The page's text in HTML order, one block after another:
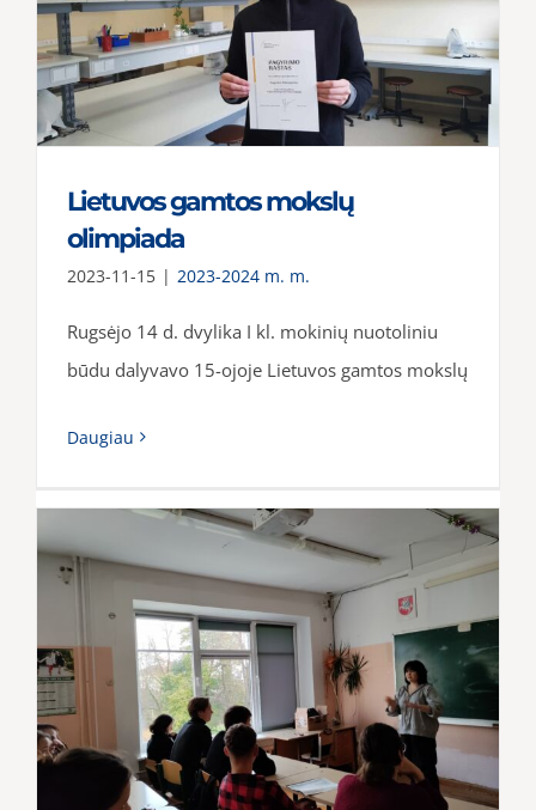
Lietuvos gamtos mokslų
olimpiada
2023-11-15 | 2023-2024 m. m.
Rugsėjo 14 d. dvylika I kl. mokinių nuotoliniu
būdu dalyvavo 15-ojoje Lietuvos gamtos mokslų
Daugiau